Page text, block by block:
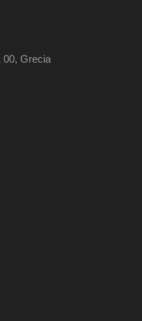
00, Grecia